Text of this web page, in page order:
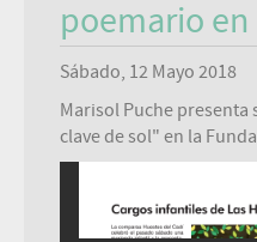
poemario en
Sábado, 12 Mayo 2018
Marisol Puche
clave de sol" en la